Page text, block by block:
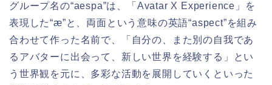
グループ名の“aespa”は、「Avatar X Experience」を
表現した“æ”と、両面という意味の英語“aspect”を組み
合わせて作った名前で、「自分の、また別の自我であ
るアバターに出会って、新しい世界を経験する」とい
う世界観を元に、多彩な活動を展開していくといった